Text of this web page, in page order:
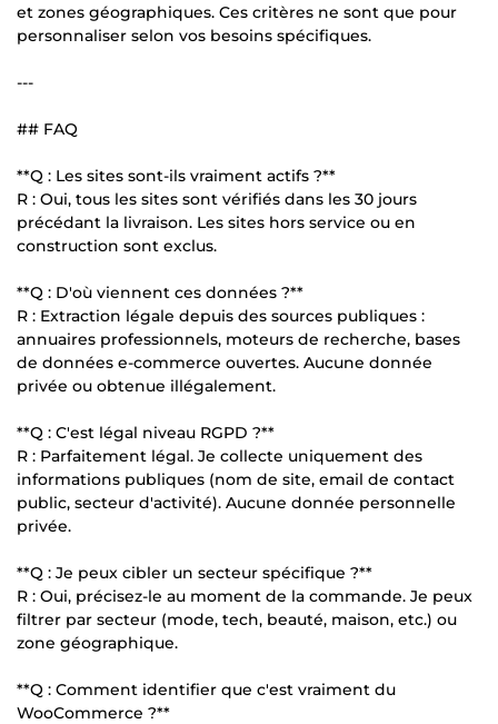
et zones géographiques. Ces critères ne sont que pour
personnaliser selon vos besoins spécifiques.
---
## FAQ
**Q : Les sites sont-ils vraiment actifs ?**
R : Oui, tous les sites sont vérifiés dans les 30 jours
précédant la livraison. Les sites hors service ou en
construction sont exclus.
**Q : D'où viennent ces données ?**
R : Extraction légale depuis des sources publiques :
annuaires professionnels, moteurs de recherche, bases
de données e-commerce ouvertes. Aucune donnée
privée ou obtenue illégalement.
**Q : C'est légal niveau RGPD ?**
R : Parfaitement légal. Je collecte uniquement des
informations publiques (nom de site, email de contact
public, secteur d'activité). Aucune donnée personnelle
privée.
**Q : Je peux cibler un secteur spécifique ?**
R : Oui, précisez-le au moment de la commande. Je peux
filtrer par secteur (mode, tech, beauté, maison, etc.) ou
zone géographique.
**Q : Comment identifier que c'est vraiment du
WooCommerce ?**